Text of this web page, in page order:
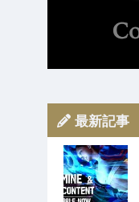
最新記事